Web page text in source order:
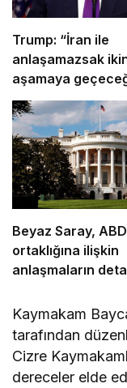
Trump: “İran ile
anlaşamazsak
aşamaya
Beyaz Saray,
ortaklığına ilişkin
anlaşmaların
Kaymakam
tarafından
Cizre
dereceler elde